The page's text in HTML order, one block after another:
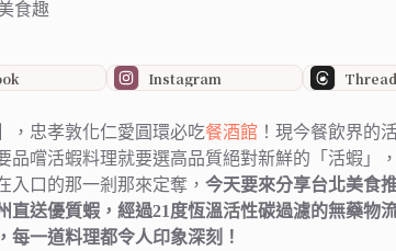
食趣
Instagram
，忠孝敦化仁愛圓環必吃餐酒館 ！現今餐飲界的
品嚐活蝦料理就要選高品質絕對新鮮的「活蝦」
入口的那一剎那來定奪， 今天要來分享台北美食
直送優質蝦，經過21度恆溫活性碳過濾的無藥物
每一道料理都令人印象深刻！